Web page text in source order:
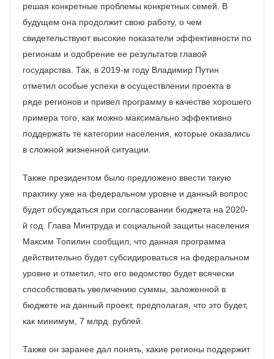
решая конкретные проблемы конкретных семей. В
будущем она продолжит свою работу, о чем
свидетельствуют высокие показатели эффективности по
регионам и одобрение ее результатов главой
государства. Так, в 2019-м году Владимир Путин
отметил особые успехи в осуществлении проекта в
ряде регионов и привел программу в качестве хорошего
примера того, как можно максимально эффективно
поддержать те категории населения, которые оказались
в сложной жизненной ситуации.
Также президентом было предложено ввести такую
практику уже на федеральном уровне и данный вопрос
будет обсуждаться при согласовании бюджета на 2020-
й год. Глава Минтруда и социальной защиты населения
Максим Топилин сообщил, что данная программа
действительно будет субсидироваться на федеральном
уровне и отметил, что его ведомство будет всячески
способствовать увеличению суммы, заложенной в
бюджете на данный проект, предполагая, что это будет,
как минимум, 7 млрд. рублей.
Также он заранее дал понять, какие регионы поддержит